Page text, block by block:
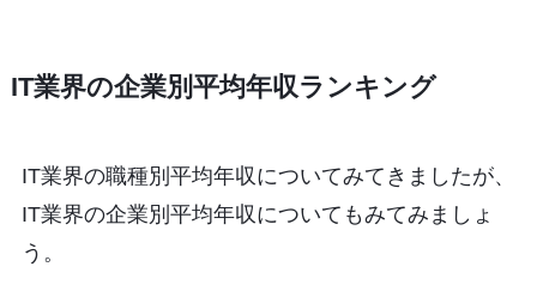
IT業界の企業別平均年収ランキング
IT業界の職種別平均年収についてみてきましたが、
IT業界の企業別平均年収についてもみてみましょ
う。